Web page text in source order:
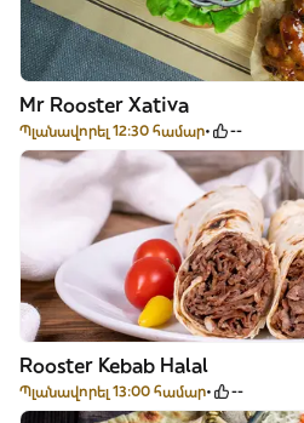
Mr Rooster Xativa
Պլանավորել 12:30 համար --
Rooster Kebab Halal
Պլանավորել 13:00 համար --